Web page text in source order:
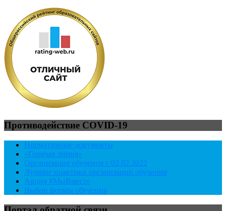
Противодействие COVID-19
Нормативные документы
«Горячая линия»
Организация обучения с 02.02.2022
Лучшие практики организации обучения
Акция #МыВместе
Выбор формы обучения